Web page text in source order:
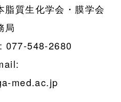
学会・膜学会
局
2680
med.ac.jp